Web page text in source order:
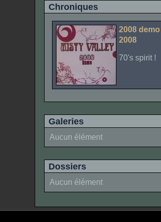
Chroniques
2008 demo
2008
70's spirit !
Galeries
Aucun élément
Dossiers
Aucun élément